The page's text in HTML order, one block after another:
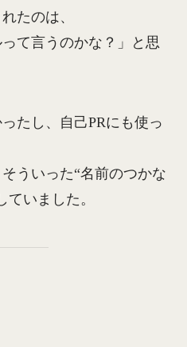
たのは、
て言うのかな？」と思
たし、自己PRにも使っ
ういった“名前のつかな
いました。